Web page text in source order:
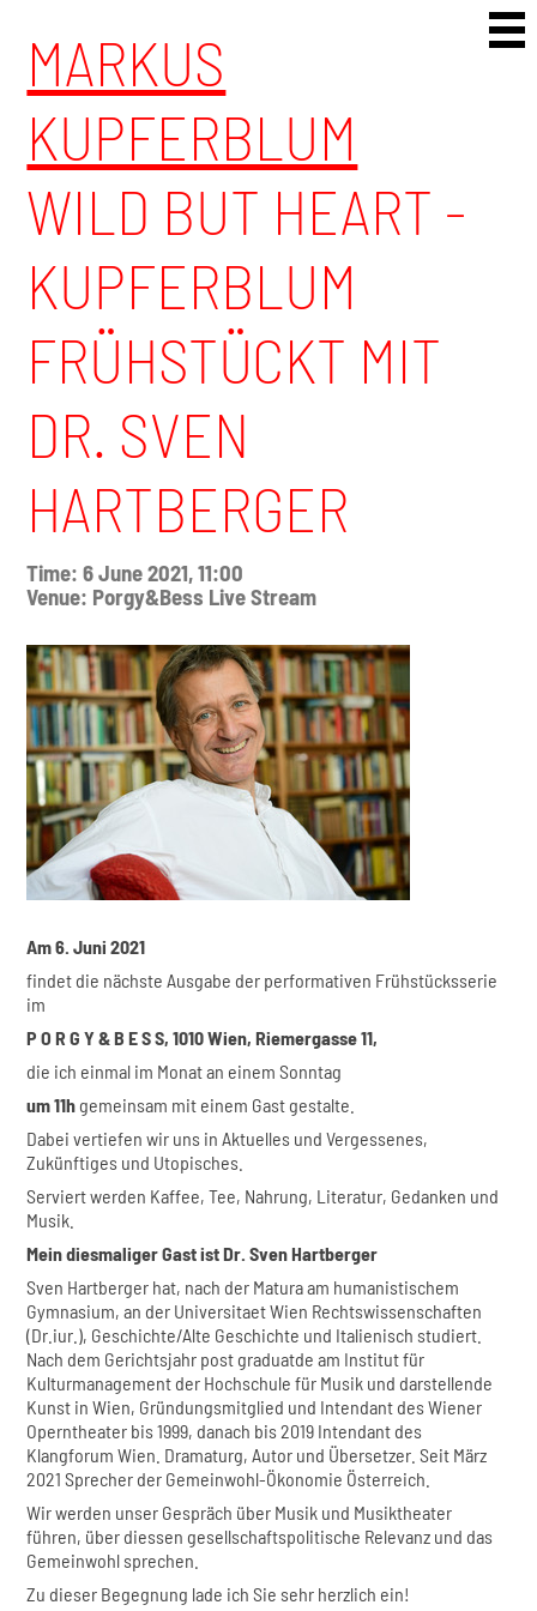
MARKUS
KUPFERBLUM
WILD BUT HEART -
KUPFERBLUM
FRÜHSTÜCKT MIT
DR. SVEN
HARTBERGER
Time: 6 June 2021, 11:00
Venue: Porgy&Bess Live Stream
Am 6. Juni 2021
findet die nächste Ausgabe der performativen Frühstücksserie
im
P O R G Y & B E S S, 1010 Wien, Riemergasse 11,
die ich einmal im Monat an einem Sonntag
um 11h gemeinsam mit einem Gast gestalte.
Dabei vertiefen wir uns in Aktuelles und Vergessenes,
Zukünftiges und Utopisches.
Serviert werden Kaffee, Tee, Nahrung, Literatur, Gedanken und
Musik.
Mein diesmaliger Gast ist Dr. Sven Hartberger
Sven Hartberger hat, nach der Matura am humanistischem
Gymnasium, an der Universitaet Wien Rechtswissenschaften
(Dr.iur.), Geschichte/Alte Geschichte und Italienisch studiert.
Nach dem Gerichtsjahr post graduatde am Institut für
Kulturmanagement der Hochschule für Musik und darstellende
Kunst in Wien, Gründungsmitglied und Intendant des Wiener
Operntheater bis 1999, danach bis 2019 Intendant des
Klangforum Wien. Dramaturg, Autor und Übersetzer. Seit März
2021 Sprecher der Gemeinwohl-Ökonomie Österreich.
Wir werden unser Gespräch über Musik und Musiktheater
führen, über diessen gesellschaftspolitische Relevanz und das
Gemeinwohl sprechen.
Zu dieser Begegnung lade ich Sie sehr herzlich ein!